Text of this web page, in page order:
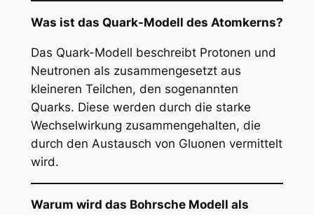
Was ist das Quark-Modell des Atomkerns?
Das Quark-Modell beschreibt Protonen und
Neutronen als zusammengesetzt aus
kleineren Teilchen, den sogenannten
Quarks. Diese werden durch die starke
Wechselwirkung zusammengehalten, die
durch den Austausch von Gluonen vermittelt
wird.
Warum wird das Bohrsche Modell als